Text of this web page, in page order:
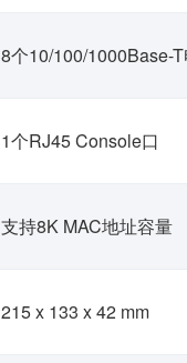
8个10/100/1000Base-
1个RJ45 Console口
支持8K MAC地址容量
215 x 133 x 42 mm